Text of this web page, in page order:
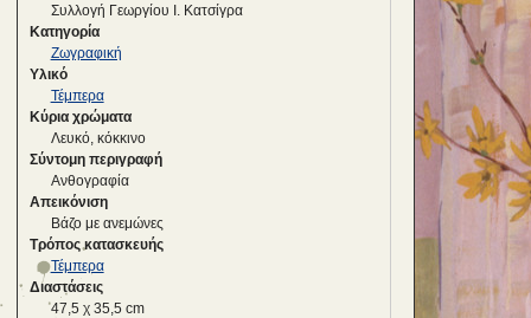
Συλλογή Γεωργίου Ι. Κατσίγρα
Κατηγορία
Ζωγραφική
Υλικό
Τέμπερα
Κύρια χρώματα
Λευκό, κόκκινο
Σύντομη περιγραφή
Ανθογραφία
Απεικόνιση
Βάζο με ανεμώνες
Τρόπος κατασκευής
Τέμπερα
Διαστάσεις
47,5 χ 35,5 cm